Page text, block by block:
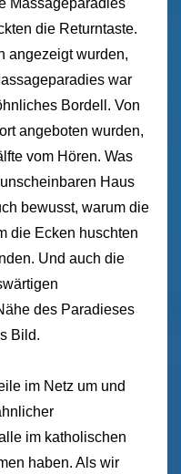
Massageparadies
die Returntaste.
angezeigt wurden,
war
Bordell. Von
angeboten wurden,
vom Hören. Was
Haus
bewusst, warum die
die Ecken huschten
Und auch die
des Paradieses
Bild.
im Netz um und
im katholischen
haben. Als wir